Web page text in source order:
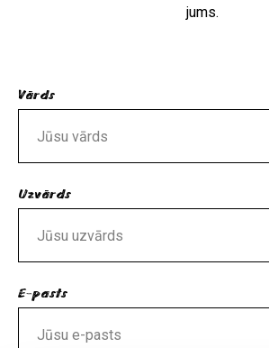
jums.
Vārds
Uzvārds
E-pasts